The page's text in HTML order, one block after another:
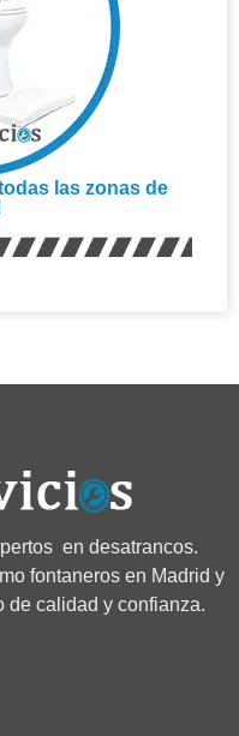
las zonas de
en desatrancos.
fontaneros en Madrid y
de calidad y confianza.